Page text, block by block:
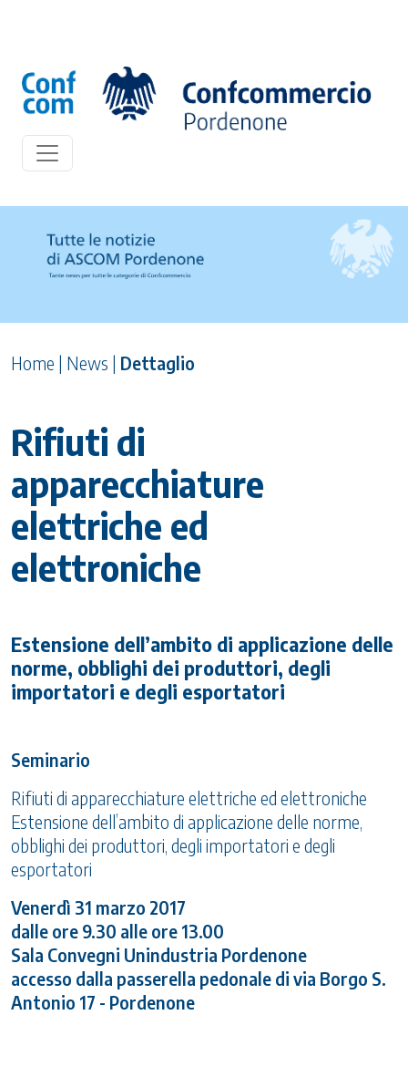
Home | News | Dettaglio
Rifiuti di
apparecchiature
elettriche ed
elettroniche
Estensione dell’ambito di applicazione delle
norme, obblighi dei produttori, degli
importatori e degli esportatori
Seminario
Rifiuti di apparecchiature elettriche ed elettroniche
Estensione dell’ambito di applicazione delle norme,
obblighi dei produttori, degli importatori e degli
esportatori
Venerdì 31 marzo 2017
dalle ore 9.30 alle ore 13.00
Sala Convegni Unindustria Pordenone
accesso dalla passerella pedonale di via Borgo S.
Antonio 17 - Pordenone